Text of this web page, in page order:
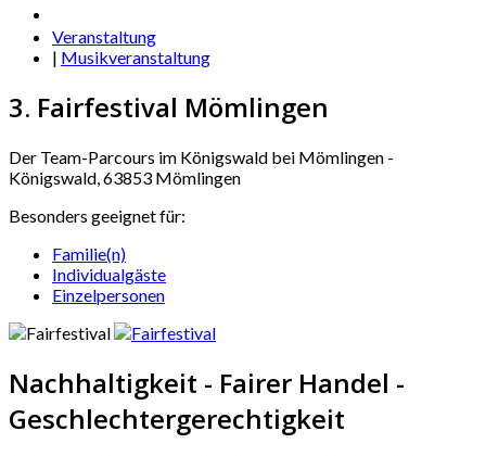
Veranstaltung
| Musikveranstaltung
3. Fairfestival Mömlingen
Der Team-Parcours im Königswald bei Mömlingen -
Königswald, 63853 Mömlingen
Besonders geeignet für:
Familie(n)
Individualgäste
Einzelpersonen
Nachhaltigkeit - Fairer Handel -
Geschlechtergerechtigkeit